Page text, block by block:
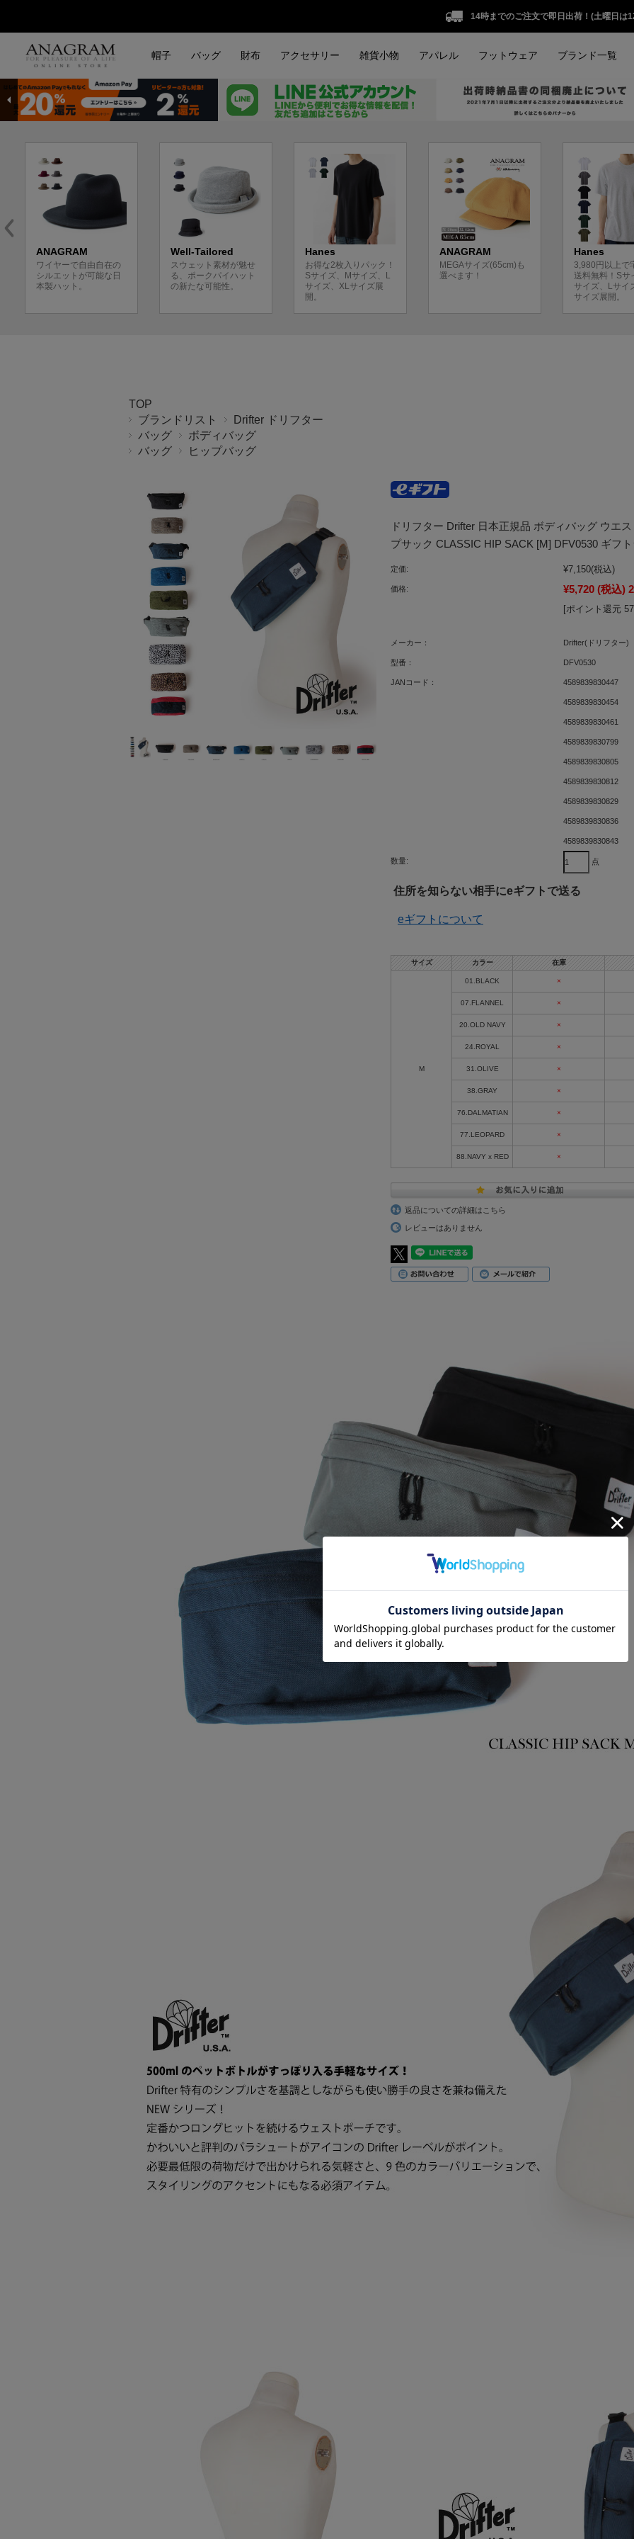
14時までのご注文で即日出荷！(土曜日は
帽子 バッグ 財布 アクセサリー 雑貨小物 アパレル フットウェア ブランド一覧
TOP
ブランドリスト
Drifter ドリフター
バッグ
ボディバッグ
バッグ
ヒップバッグ
ドリフター Drifter 日本正規品 ボディバッグ ウエ
プサック CLASSIC HIP SACK [M] DFV0530 ギフ
定価: ¥7,150(税込)
価格: ¥5,720 (税込)
[ポイント還元
メーカー： Drifter(ドリフター)
型番： DFV0530
JANコード： 4589839830447
4589839830454
4589839830461
4589839830799
4589839830805
4589839830812
4589839830829
4589839830836
4589839830843
数量: 点
住所を知らない相手にeギフトで送る
eギフトについて
サイズ カラー 在庫
M
01.BLACK ×
07.FLANNEL ×
20.OLD NAVY ×
24.ROYAL ×
31.OLIVE ×
38.GRAY ×
76.DALMATIAN ×
77.LEOPARD ×
88.NAVY x RED ×
返品についての詳細はこちら
レビューはありません